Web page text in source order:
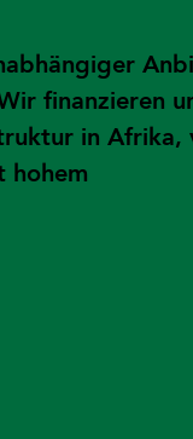
finanzieren
in Afrika,
hohem